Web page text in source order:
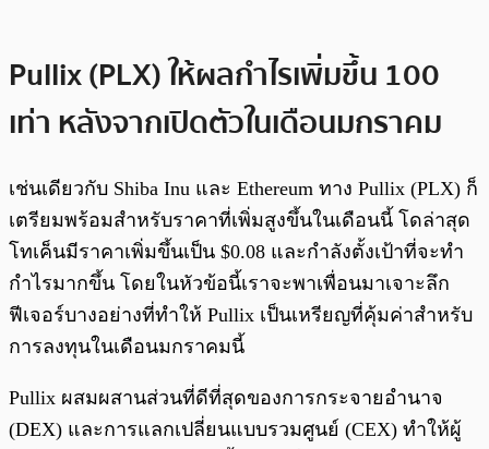
Pullix (PLX) ให้ผลกำไรเพิ่มขึ้น 100
เท่า หลังจากเปิดตัวในเดือนมกราคม
เช่นเดียวกับ Shiba Inu และ Ethereum ทาง Pullix (PLX) ก็
เตรียมพร้อมสำหรับราคาที่เพิ่มสูงขึ้นในเดือนนี้ โดล่าสุด
โทเค็นมีราคาเพิ่มขึ้นเป็น $0.08 และกำลังตั้งเป้าที่จะทำ
กำไรมากขึ้น โดยในหัวข้อนี้เราจะพาเพื่อนมาเจาะลึก
ฟีเจอร์บางอย่างที่ทำให้ Pullix เป็นเหรียญที่คุ้มค่าสำหรับ
การลงทุนในเดือนมกราคมนี้
Pullix ผสมผสานส่วนที่ดีที่สุดของการกระจายอำนาจ
(DEX) และการแลกเปลี่ยนแบบรวมศูนย์ (CEX) ทำให้ผู้